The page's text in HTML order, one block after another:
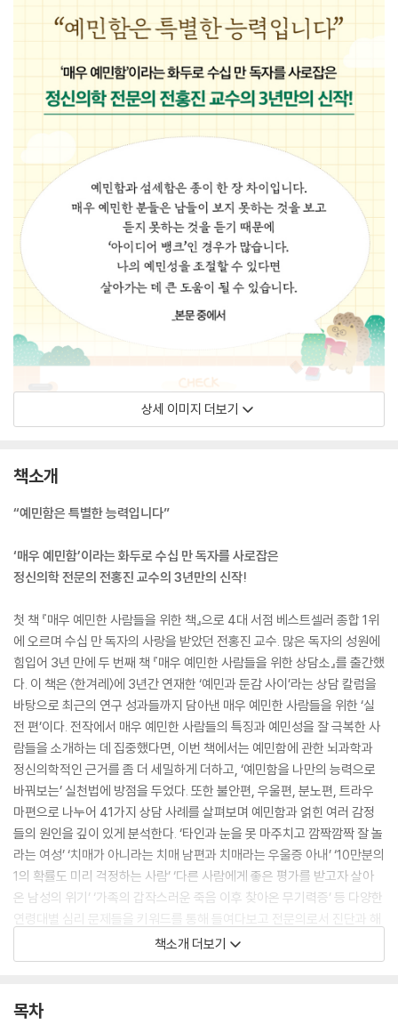
상세 이미지 더보기
책소개
“예민함은 특별한 능력입니다”
‘매우 예민함’이라는 화두로 수십 만 독자를 사로잡은
정신의학 전문의 전홍진 교수의 3년만의 신작!
첫 책 『매우 예민한 사람들을 위한 책』으로 4대 서점 베스트셀러 종합 1위
에 오르며 수십 만 독자의 사랑을 받았던 전홍진 교수. 많은 독자의 성원에
힘입어 3년 만에 두 번째 책 『매우 예민한 사람들을 위한 상담소』를 출간했
다. 이 책은 〈한겨레〉에 3년간 연재한 ‘예민과 둔감 사이’라는 상담 칼럼을
바탕으로 최근의 연구 성과들까지 담아낸 매우 예민한 사람들을 위한 ‘실
전 편’이다. 전작에서 매우 예민한 사람들의 특징과 예민성을 잘 극복한 사
람들을 소개하는 데 집중했다면, 이번 책에서는 예민함에 관한 뇌과학과
정신의학적인 근거를 좀 더 세밀하게 더하고, ‘예민함을 나만의 능력으로
바꿔보는’ 실천법에 방점을 두었다. 또한 불안편, 우울편, 분노편, 트라우
마편으로 나누어 41가지 상담 사례를 살펴보며 예민함과 얽힌 여러 감정
들의 원인을 깊이 있게 분석한다. ‘타인과 눈을 못 마주치고 깜짝깜짝 잘 놀
라는 여성’ ‘치매가 아니라는 치매 남편과 치매라는 우울증 아내’ ‘10만분의
1의 확률도 미리 걱정하는 사람’ ‘다른 사람에게 좋은 평가를 받고자 살아
온 남성의 위기’ ‘가족의 갑작스러운 죽음 이후 찾아온 무기력증’ 등 다양한
연령대별 심리 문제들을 키워드를 통해 들여다보고 전문의로서 진단과 해
결책을 상세히 들려준다. 또한 자신의 예민함의 정도가 궁금한 독자들을
위해 ‘나는 매우 예민한 사람일까’ 알아보는 자가진단법도 수록했다.
책소개 더보기
목차